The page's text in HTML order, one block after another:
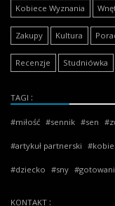
Kobiece Wyznania
Zakupy Kultura
Recenzje Studniówka
TAGI
miłość sennik sen
artykuł partnerski
dziecko sny
KONTAKT